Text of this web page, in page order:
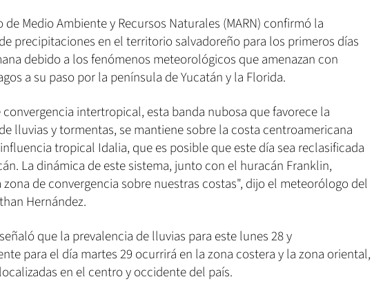
de Medio Ambiente y Recursos Naturales (MARN) confirmó la
precipitaciones en el territorio salvadoreño para los primeros días
debido a los fenómenos meteorológicos que amenazan con
a su paso por la península de Yucatán y la Florida.
convergencia intertropical, esta banda nubosa que favorece la
lluvias y tormentas, se mantiene sobre la costa centroamericana
tropical Idalia, que es posible que este día sea reclasificada
La dinámica de este sistema, junto con el huracán Franklin,
de convergencia sobre nuestras costas", dijo el meteorólogo del
Hernández.
que la prevalencia de lluvias para este lunes 28 y
para el día martes 29 ocurrirá en la zona costera y la zona oriental,
en el centro y occidente del país.